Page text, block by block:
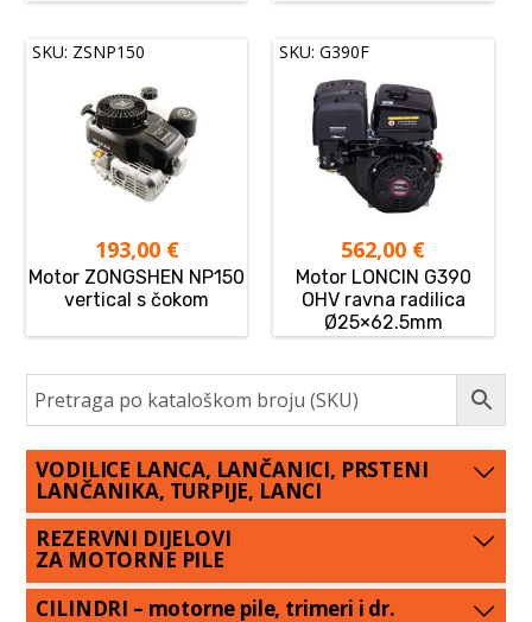
SKU: ZSNP150
193,00 €
Motor ZONGSHEN NP150
vertical s čokom
SKU: G390F
562,00 €
Motor LONCIN G390
OHV ravna radilica
Ø25×62.5mm
VODILICE LANCA, LANČANICI, PRSTENI
LANČANIKA, TURPIJE, LANCI
REZERVNI DIJELOVI
ZA MOTORNE PILE
CILINDRI – motorne pile, trimeri i dr.